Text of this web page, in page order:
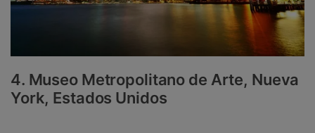
4. Museo Metropolitano de Arte, Nueva
York, Estados Unidos